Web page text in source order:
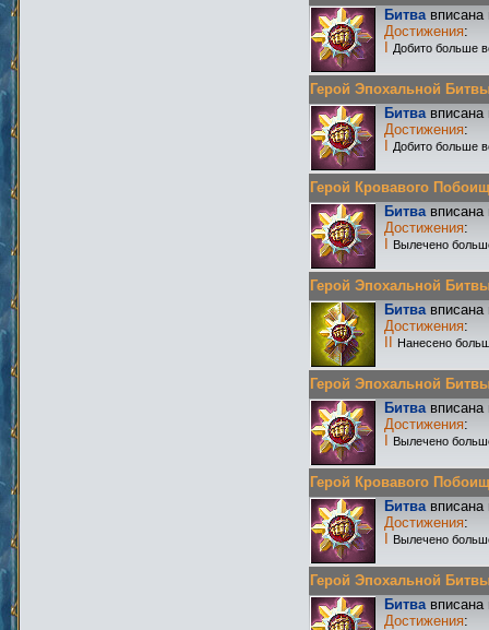
Битвавписана
Достижения:
Добито больше
Герой Эпохальной
Битвавписана
Достижения:
Добито больше
Герой Кровавого
Битвавписана
Достижения:
Вылечено
Герой Эпохальной
Битвавписана
Достижения:
Нанесено
Герой Эпохальной
Битвавписана
Достижения:
Вылечено
Герой Кровавого
Битвавписана
Достижения:
Вылечено
Герой Эпохальной
Битвавписана
Достижения: